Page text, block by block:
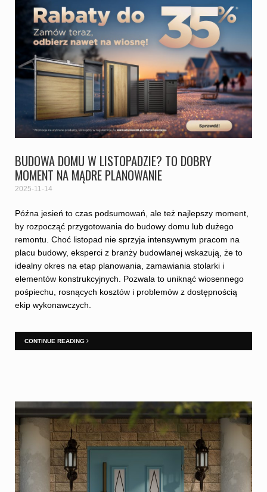
BUDOWA DOMU W LISTOPADZIE? TO DOBRY
MOMENT NA MĄDRE PLANOWANIE
2025-11-14
Późna jesień to czas podsumowań, ale też najlepszy moment,
by rozpocząć przygotowania do budowy domu lub dużego
remontu. Choć listopad nie sprzyja intensywnym pracom na
placu budowy, eksperci z branży budowlanej wskazują, że to
idealny okres na etap planowania, zamawiania stolarki i
elementów konstrukcyjnych. Pozwala to uniknąć wiosennego
pośpiechu, rosnących kosztów i problemów z dostępnością
ekip wykonawczych.
CONTINUE READING